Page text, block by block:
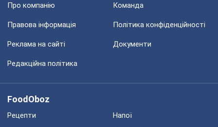
Про компанію Команда
Правова інформація Політика конфіденційності
Реклама на сайті Документи
Редакційна політика
FoodOboz
Рецепти
Напої